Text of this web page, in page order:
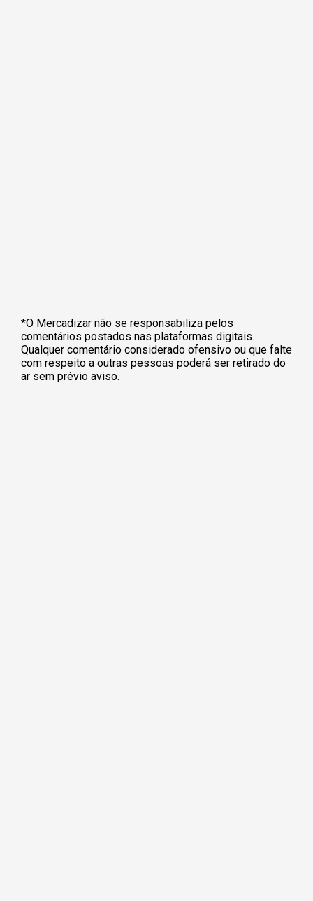
*O Mercadizar não se responsabiliza pelos
comentários postados nas plataformas digitais.
Qualquer comentário considerado ofensivo ou que falte
com respeito a outras pessoas poderá ser retirado do
ar sem prévio aviso.